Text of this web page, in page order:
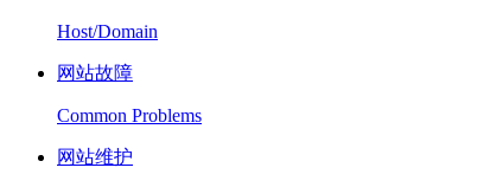
Host/Domain
网站故障
Common Problems
网站维护